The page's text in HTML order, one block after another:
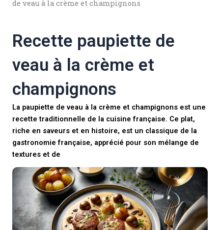
de veau à la crème et champignons
Recette paupiette de
veau à la crème et
champignons
La paupiette de veau à la crème et champignons est une
recette traditionnelle de la cuisine française. Ce plat,
riche en saveurs et en histoire, est un classique de la
gastronomie française, apprécié pour son mélange de
textures et de